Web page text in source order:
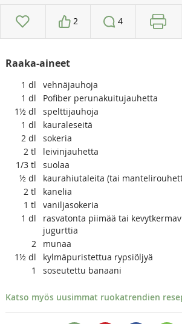
2 4
Raaka-aineet
1 dl
vehnäjauhoja
1 dl
Pofiber perunakuitujauhetta
1½ dl
spelttijauhoja
1 dl
kauraleseitä
2 dl
sokeria
2 tl
leivinjauhetta
1/3 tl
suolaa
½ dl
kaurahiutaleita (tai
2 tl
kanelia
1 tl
vaniljasokeria
1 dl
rasvatonta piimää tai
jugurttia
2
munaa
1½ dl
kylmäpuristettua rypsiöljyä
1
soseutettu banaani
Katso myös uusimmat ruokatrendien